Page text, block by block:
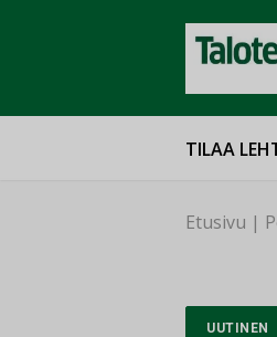
TILAA
Etusivu |
UUTINEN